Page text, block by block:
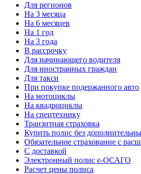
Для регионов
На 3 месяца
На 6 месяцев
На 1 год
На 3 года
В рассрочку
Для начинающего водителя
Для иностранных граждан
Для такси
При покупке подержанного авто
На мотоциклы
На квадроциклы
На спецтехнику
Транзитная страховка
Купить полис без
Обязательное страхование с
С доставкой
Электронный полис е-ОСАГО
Расчет цены полиса